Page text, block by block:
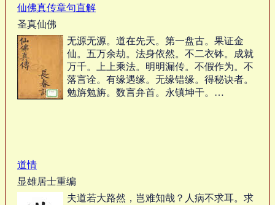
仙佛真传章句直解
圣真仙佛
无源无源。道在先天。第一盘古。果证金
仙。五万余劫。法身依然。不二衣钵。成就
万千。上上乘法。明明漏传。不假作为。不
落言诠。有缘遇缘。无缘错缘。得秘诀者。
勉旃勉旃。数言弁首。永镇坤干。…
道情
显雄居士重编
夫道若大路然，岂难知哉？人病不求耳。求